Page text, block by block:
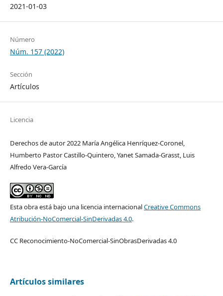
2021-01-03
Número
Núm. 157 (2022)
Sección
Artículos
Licencia
Derechos de autor 2022 María Angélica Henríquez-Coronel,
Humberto Pastor Castillo-Quintero, Yanet Samada-Grasst, Luis
Alfredo Vera-García
Esta obra está bajo una licencia internacionalCreative Commons
Atribución-NoComercial-SinDerivadas 4.0.
CC Reconocimiento-NoComercial-SinObrasDerivadas 4.0
Artículos similares